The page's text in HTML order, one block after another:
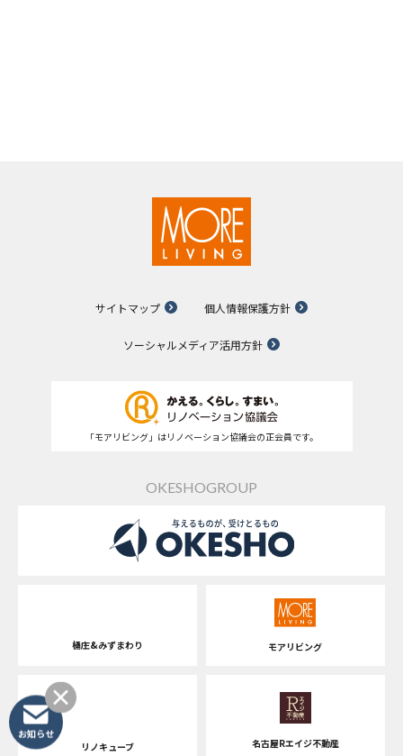
サイトマップ 個人情報保護方針
ソーシャルメディア活用方針
「モアリビング」はリノベーション協議会の正会員です。
OKESHOGROUP
桶庄&みずまわり モアリビング
リノキューブ 名古屋Rエイジ不動産
お知らせ